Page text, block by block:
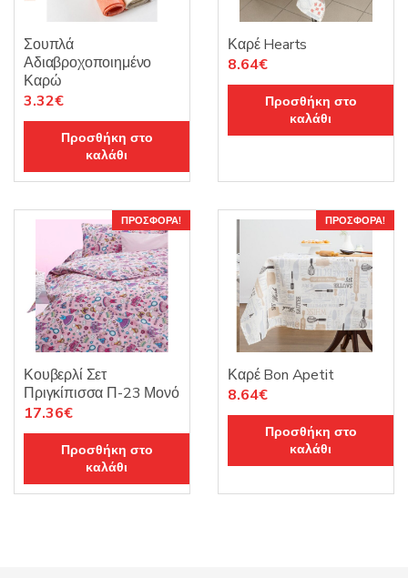
Σουπλά
Αδιαβροχοποιημένο
Καρώ
Original
price
3.32€Η
τρέχουσα
τιμή
είναι:
3.32€.
Προσθήκη στο
καλάθι
Καρέ Hearts
Original
price
8.64€Η
τρέχουσα
τιμή
είναι:
Προσθήκη στο
καλάθι
ΠΡΟΣΦΟΡΆ!
Κουβερλί Σετ
Πριγκίπισσα Π-23 Μονό
Original
price
17.36€Η
τρέχουσα
τιμή
είναι:
17.36€.
Προσθήκη στο
καλάθι
ΠΡΟΣΦΟΡΆ!
Καρέ Bon Apetit
Original
price
8.64€Η
τρέχουσα
τιμή
είναι:
Προσθήκη στο
καλάθι